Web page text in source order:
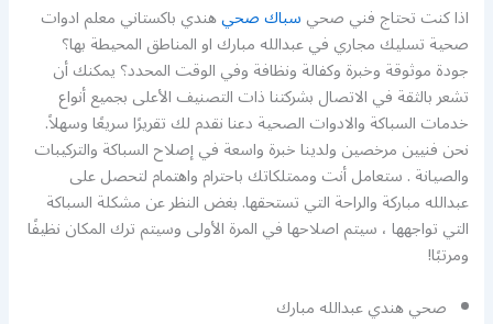
اذا كنت تحتاج فني صحيسباك صحيهندي باكستاني معلم ادوات
صحية تسليك مجاري في عبدالله مبارك او المناطق المحيطة بها؟
جودة موثوقة وخبرة وكفالة ونظافة وفي الوقت المحدد؟ يمكنك أن
تشعر بالثقة في الاتصال بشركتنا ذات التصنيف الأعلى بجميع أنواع
خدمات السباكة والادوات الصحية دعنا نقدم لك تقريرًا سريعًا وسهلاً.
نحن فنيين مرخصين ولدينا خبرة واسعة في إصلاح السباكة والتركيبات
والصيانة . ستعامل أنت وممتلكاتك باحترام واهتمام لتحصل على
عبدالله مباركة والراحة التي تستحقها. بغض النظر عن مشكلة السباكة
التي تواجهها ، سيتم اصلاحها في المرة الأولى وسيتم ترك المكان نظيفًا
ومرتبًا!
صحي هندي عبدالله مبارك